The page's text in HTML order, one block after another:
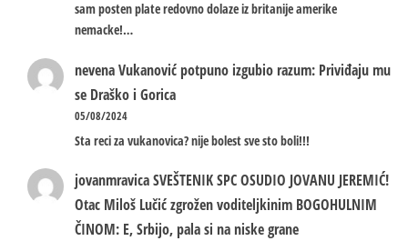
sam posten plate redovno dolaze iz britanije amerike
nemacke!…
nevenaVukanović potpuno izgubio razum: Priviđaju mu
se Draško i Gorica
05/08/2024
Sta reci za vukanovica? nije bolest sve sto boli!!!
jovanmravicaSVEŠTENIK SPC OSUDIO JOVANU JEREMIĆ!
Otac Miloš Lučić zgrožen voditeljkinim BOGOHULNIM
ČINOM: E, Srbijo, pala si na niske grane